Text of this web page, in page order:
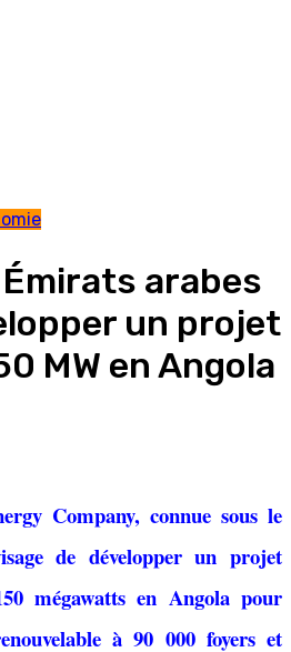
arabes
un projet
MW en Angola
Company, connue sous le
de développer un projet
mégawatts en Angola pour
à 90 000 foyers et